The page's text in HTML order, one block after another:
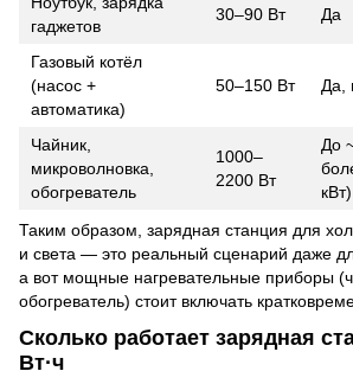
гаджетов
30–90 Вт Да
Газовый котёл
(насос +
автоматика)
50–150 Вт Да,
Чайник,
микроволновка,
обогреватель
1000–
2200 Вт
До
Таким образом, зарядная станция для
и света — это реальный сценарий даже
а вот мощные нагревательные приборы
обогреватель) стоит включать
Сколько работает зарядная
Вт·ч